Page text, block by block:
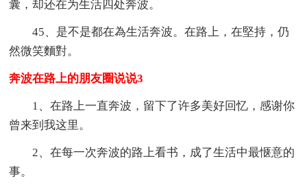
囊，却还在为生活四处奔波。
45、是不是都在為生活奔波。在路上，在堅持，仍
然微笑麵對。
奔波在路上的朋友圈说说3
1、在路上一直奔波，留下了许多美好回忆，感谢你
曾来到我这里。
2、在每一次奔波的路上看书，成了生活中最惬意的
事。